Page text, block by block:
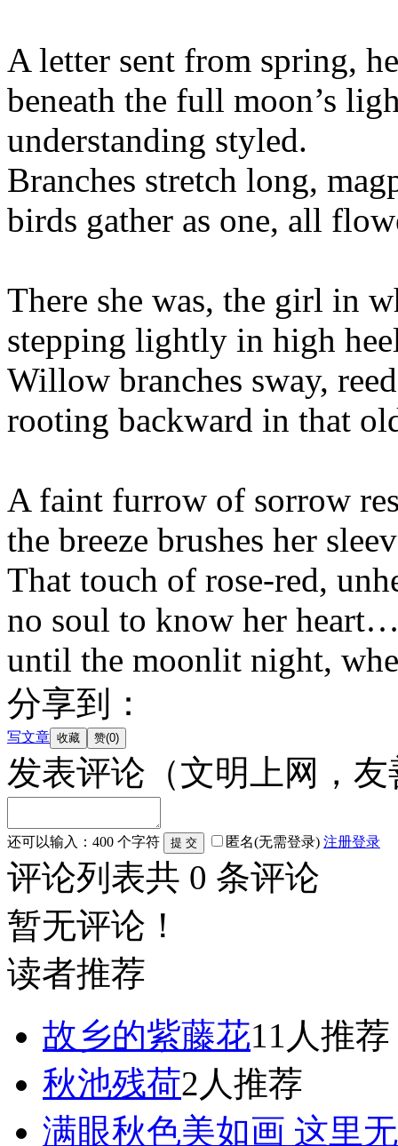
A letter sent from spring,
beneath the full moon’s
understanding styled.
Branches stretch long,
birds gather as one, all
There she was, the girl in
stepping lightly in high
Willow branches sway,
rooting backward in that
A faint furrow of sorrow
the breeze brushes her
That touch of rose-red,
no soul to know her
until the moonlit night,
分享到：
写文章
发表评论 （文明上网，
还可以输入： 400 个字符 匿名(无需登录) 注册登录
评论列表共 0 条评论
暂无评论！
读者推荐
故乡的紫藤花11人推荐
秋池残荷2人推荐
满眼秋色美如画 这里